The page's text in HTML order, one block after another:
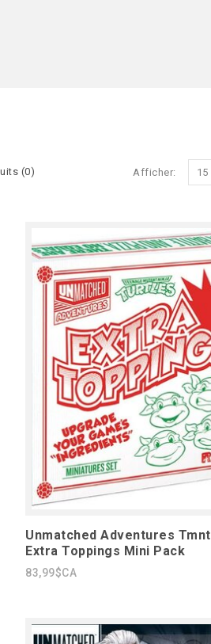
(0) Afficher: 15
Unmatched Adventures Tmnt
Extra Toppings Mini Pack
83,99$CA